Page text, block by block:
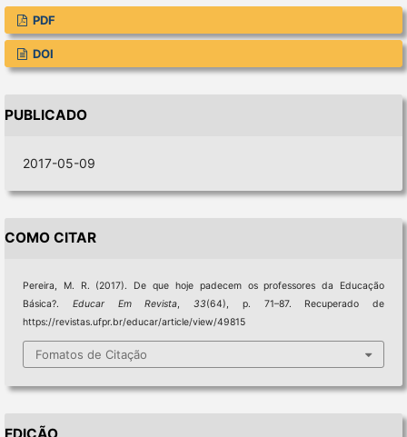
PDF
DOI
PUBLICADO
2017-05-09
COMO CITAR
Pereira, M. R. (2017). De que hoje padecem os professores da Educação
Básica?. Educar Em Revista,33(64), p. 71–87. Recuperado de
https://revistas.ufpr.br/educar/article/view/49815
Fomatos de Citação